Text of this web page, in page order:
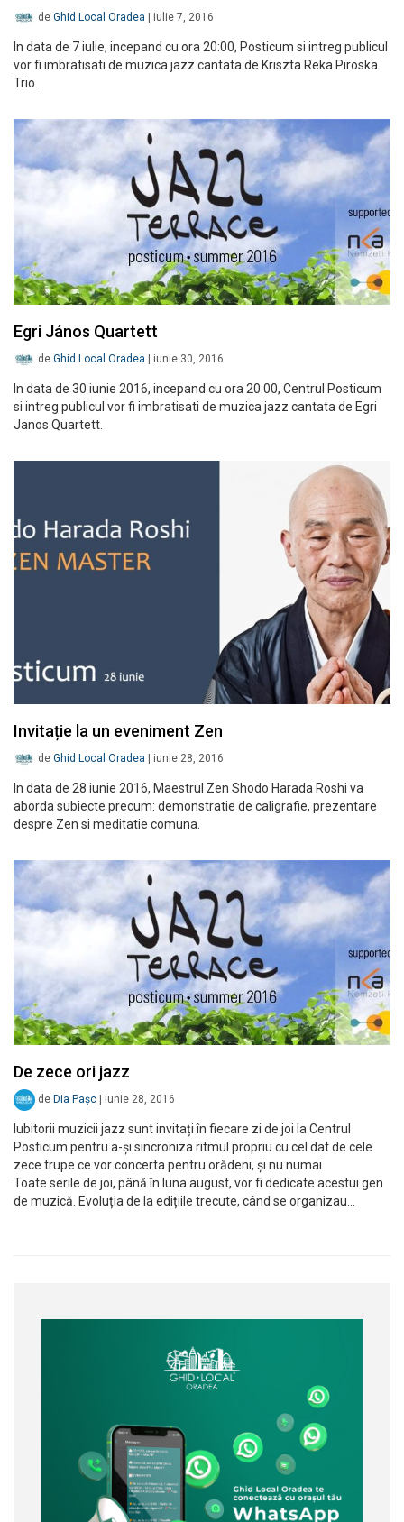
de Ghid Local Oradea iulie 7, 2016
In data de 7 iulie, incepand cu ora 20:00, Posticum si intreg publicul
vor fi imbratisati de muzica jazz cantata de Kriszta Reka Piroska
Trio.
Egri János Quartett
de Ghid Local Oradea | iunie 30, 2016
In data de 30 iunie 2016, incepand cu ora 20:00, Centrul Posticum
si intreg publicul vor fi imbratisati de muzica jazz cantata de Egri
Janos Quartett.
Invitație la un eveniment Zen
de Ghid Local Oradea | iunie 28, 2016
In data de 28 iunie 2016, Maestrul Zen Shodo Harada Roshi va
aborda subiecte precum: demonstratie de caligrafie, prezentare
despre Zen si meditatie comuna.
De zece ori jazz
de Dia Pașc iunie 28, 2016
Iubitorii muzicii jazz sunt invitați în fiecare zi de joi la Centrul
Posticum pentru a-și sincroniza ritmul propriu cu cel dat de cele
zece trupe ce vor concerta pentru orădeni, și nu numai.
Toate serile de joi, până în luna august, vor fi dedicate acestui gen
de muzică. Evoluția de la edițiile trecute, când se organizau…